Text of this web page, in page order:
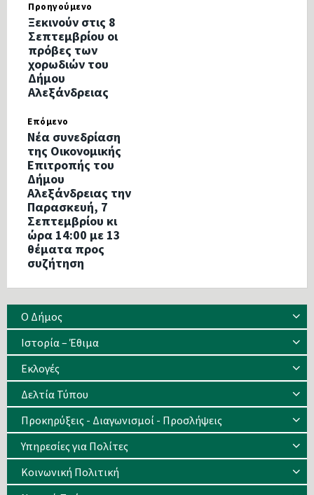
Προηγούμενο
Ξεκινούν στις 8
Σεπτεμβρίου οι
πρόβες των
χορωδιών του
Δήμου
Αλεξάνδρειας
Επόμενο
Νέα συνεδρίαση
της Οικονομικής
Επιτροπής του
Δήμου
Αλεξάνδρειας την
Παρασκευή, 7
Σεπτεμβρίου κι
ώρα 14:00 με 13
θέματα προς
συζήτηση
Ο Δήμος
Ιστορία – Έθιμα
Eκλογές
Δελτία Τύπου
Προκηρύξεις - Διαγωνισμοί - Προσλήψεις
Υπηρεσίες για Πολίτες
Κοινωνική Πολιτική